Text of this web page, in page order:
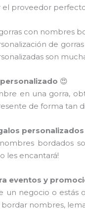
proveedor perfecto
con nombres
de
son
😍
en una gorra,
de forma tan
personalizados
bordados
les encantará!
eventos y
un negocio o estás
bordar nombres,